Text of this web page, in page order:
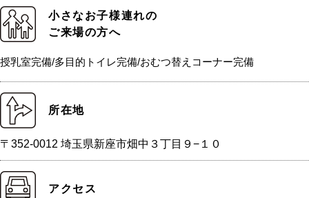
小さなお子様連れの
ご来場の方へ
授乳室完備/多目的トイレ完備/おむつ替えコーナー完備
所在地
〒352-0012 埼玉県新座市畑中３丁目９−１０
アクセス